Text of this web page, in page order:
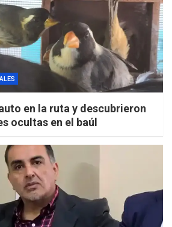
en la ruta y descubrieron
ocultas en el baúl